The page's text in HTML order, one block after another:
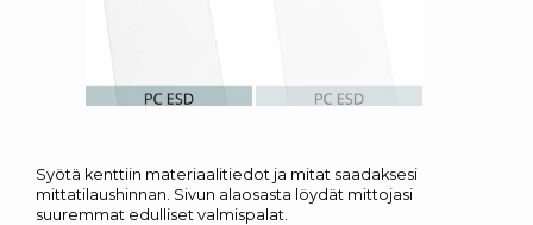
Syötä kenttiin materiaalitiedot ja mitat saadaksesi
mittatilaushinnan. Sivun alaosasta löydät mittojasi
suuremmat edulliset valmispalat.